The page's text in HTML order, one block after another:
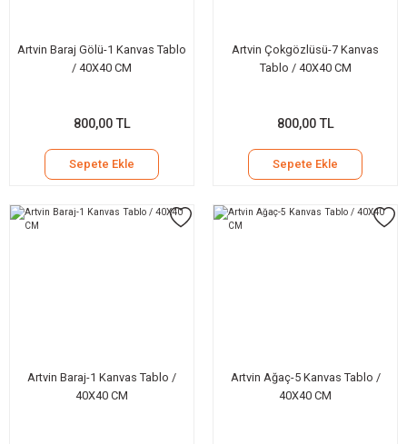
Artvin Baraj Gölü-1 Kanvas Tablo
/ 40X40 CM
800,00 TL
Sepete Ekle
Artvin Çokgözlüsü-7 Kanvas
Tablo / 40X40 CM
800,00 TL
Sepete Ekle
Artvin Baraj-1 Kanvas Tablo /
40X40 CM
Artvin Ağaç-5 Kanvas Tablo /
40X40 CM